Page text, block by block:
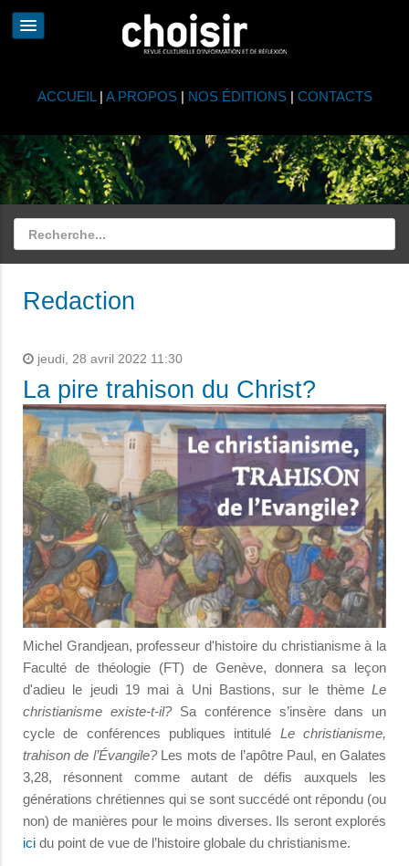
ACCUEIL | A PROPOS| NOS ÉDITIONS| CONTACTS
Redaction
jeudi, 28 avril 2022 11:30
La pire trahison du Christ?
Michel Grandjean, professeur d'histoire du christianisme à la
Faculté de théologie (FT) de Genève, donnera sa leçon
d'adieu le jeudi 19 mai à Uni Bastions, sur le thème Le
christianisme existe-t-il?Sa conférence s’insère dans un
cycle de conférences publiques intitulé Le christianisme,
trahison de l’Évangile? Les mots de l’apôtre Paul, en Galates
3,28, résonnent comme autant de défis auxquels les
générations chrétiennes qui se sont succédé ont répondu (ou
non) de manières pour le moins diverses. Ils seront explorés
ici du point de vue de l’histoire globale du christianisme.